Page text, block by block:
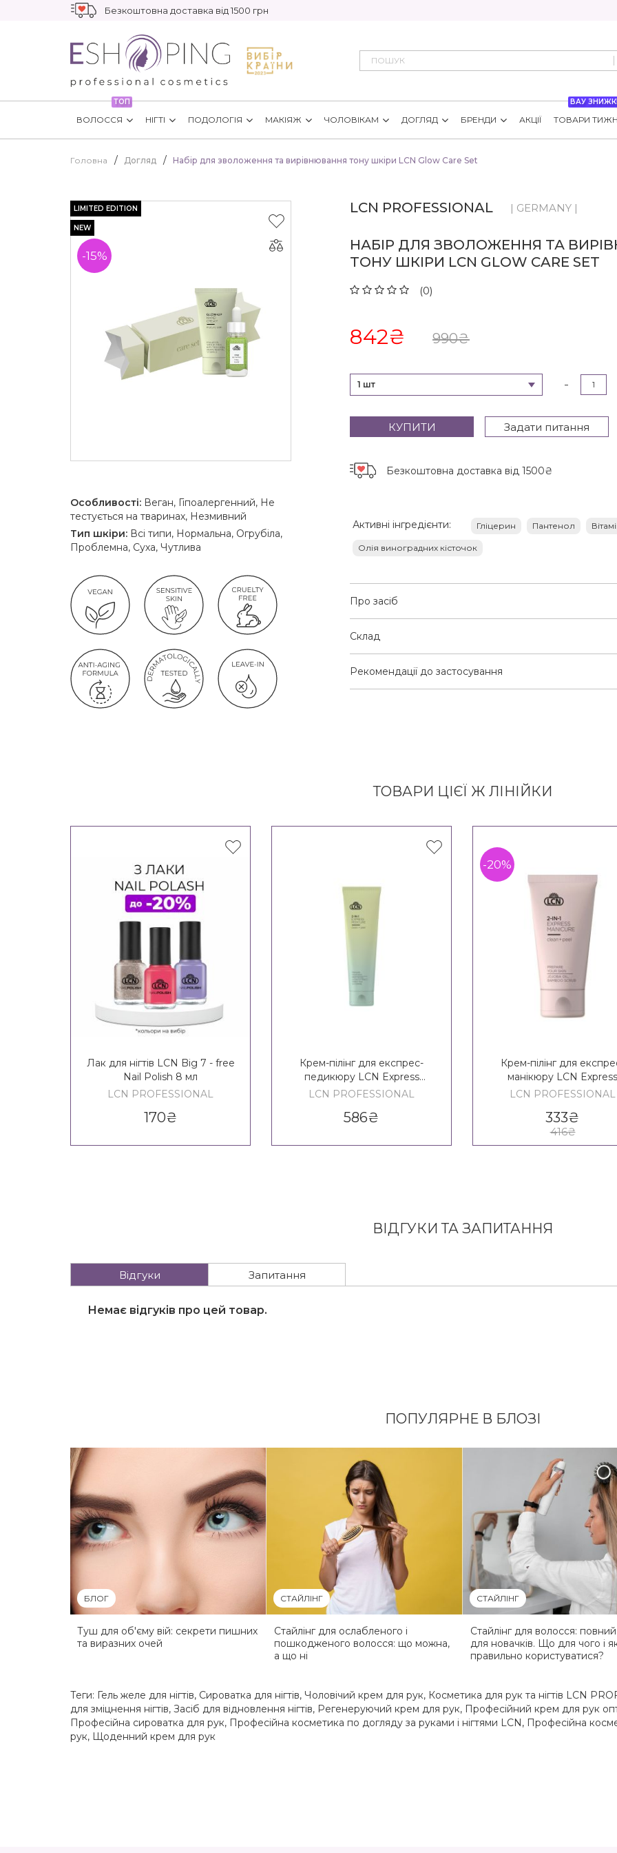
Безкоштовна доставка від 1500 грн
ТОП
ВОЛОССЯ НІГТІ ПОДОЛОГІЯ МАКІЯЖ ЧОЛОВІКАМ ДОГЛЯД БРЕНДИ АКЦІЇ
ВАУ
ТОВАРИ
Головна Догляд Набір для зволоження та вирівнювання тону шкіри LCN Glow Care Set
LIMITED EDITION
NEW
-15%
Особливості: Веган, Гіпоалергенний, Не
тестується на тваринах, Незмивний
Тип шкіри: Всі типи, Нормальна, Огрубіла,
Проблемна, Суха, Чутлива
LCN PROFESSIONAL | GERMANY |
НАБІР ДЛЯ ЗВОЛОЖЕННЯ ТА
ТОНУ ШКІРИ LCN GLOW CARE SET
(0)
990₴
842₴
1 шт -
КУПИТИ Задати питання
Безкоштовна доставка від 1500₴
Активні інгредієнти: Гліцерин Пантенол
Олія виноградних кісточок
Про засіб
Склад
Рекомендації до застосування
ТОВАРИ ЦІЄЇ Ж ЛІНІЙКИ
Лак для нігтів LCN Big 7 - free
Nail Polish 8 мл
LCN PROFESSIONAL
170₴
Крем-пілінг для експрес-
педикюру LCN Express
Pedicure 2 in 1 Clean & Peel
LCN PROFESSIONAL
586₴
-20%
Крем-пілінг для
манікюру LCN Express
Manicure 2 in 1 Clean &
LCN PROFESSIONAL
333₴
416₴
ВІДГУКИ ТА ЗАПИТАННЯ
Відгуки Запитання
Немає відгуків про цей товар.
ПОПУЛЯРНЕ В БЛОЗІ
БЛОГ
Туш для об'єму вій: секрети пишних
та виразних очей
СТАЙЛІНГ
Стайлінг для ослабленого і
пошкодженого волосся: що можна,
а що ні
СТАЙЛІНГ
Стайлінг для волосся:
для новачків. Що для чого і
правильно користуватися?
Теги: Гель желе для нігтів, Сироватка для нігтів, Чоловічий крем для рук, Косметика для рук та нігтів LCN
для зміцнення нігтів, Засіб для відновлення нігтів, Регенеруючий крем для рук, Професійний крем для рук
Професійна сироватка для рук, Професійна косметика по догляду за руками і нігтями LCN, Професійна
рук, Щоденний крем для рук